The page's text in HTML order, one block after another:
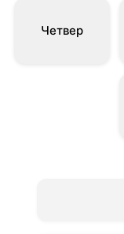
Четвер